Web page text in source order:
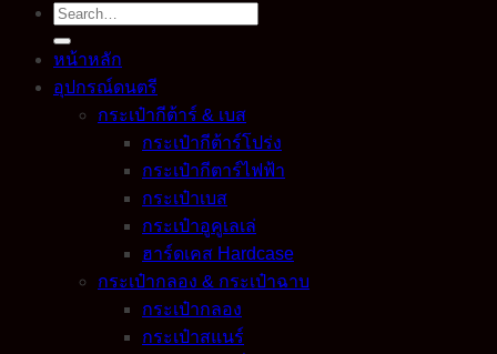
Search
for:
หน้าหลัก
อุปกรณ์ดนตรี
กระเป๋ากีต้าร์ & เบส
กระเป๋ากีต้าร์โปร่ง
กระเป๋ากีตาร์ไฟฟ้า
กระเป๋าเบส
กระเป๋าอูคูเลเล่
ฮาร์ดเคส Hardcase
กระเป๋ากลอง & กระเป๋าฉาบ
กระเป๋ากลอง
กระเป๋าสแนร์